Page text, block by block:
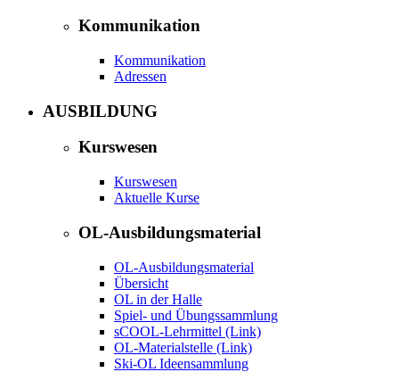
Kommunikation
Kommunikation
Adressen
AUSBILDUNG
Kurswesen
Kurswesen
Aktuelle Kurse
OL-Ausbildungsmaterial
OL-Ausbildungsmaterial
Übersicht
OL in der Halle
Spiel- und Übungssammlung
sCOOL-Lehrmittel (Link)
OL-Materialstelle (Link)
Ski-OL Ideensammlung